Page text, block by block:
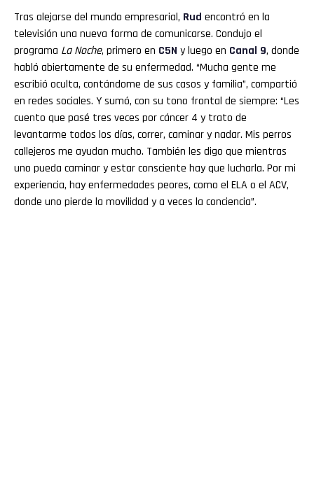
Tras alejarse del mundo empresarial, Rud encontró en la
televisión una nueva forma de comunicarse. Condujo el
programa La Noche, primero en C5N y luego en Canal 9, donde
habló abiertamente de su enfermedad. “Mucha gente me
escribió oculta, contándome de sus casos y familia”, compartió
en redes sociales. Y sumó, con su tono frontal de siempre: “Les
cuento que pasé tres veces por cáncer 4 y trato de
levantarme todos los días, correr, caminar y nadar. Mis perros
callejeros me ayudan mucho. También les digo que mientras
uno pueda caminar y estar consciente hay que lucharla. Por mi
experiencia, hay enfermedades peores, como el ELA o el ACV,
donde uno pierde la movilidad y a veces la conciencia”.